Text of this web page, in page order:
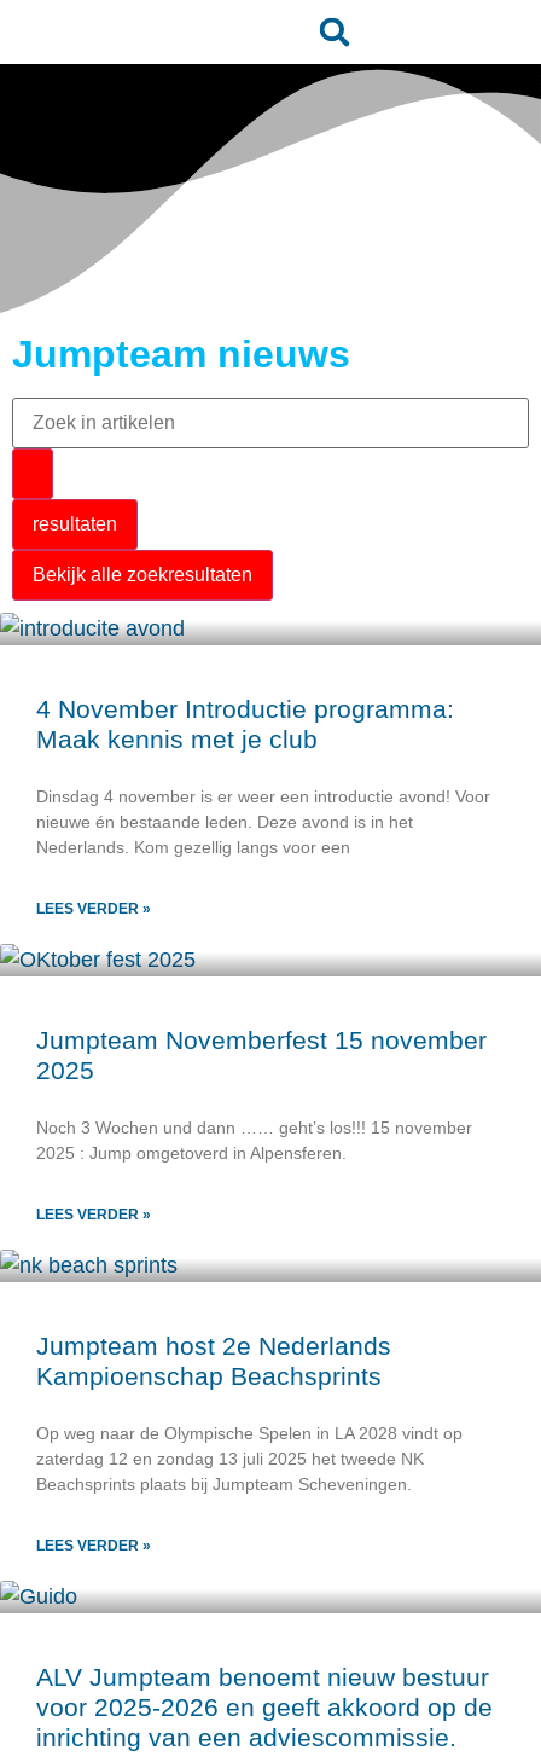
Jumpteam nieuws
resultaten
Bekijk alle zoekresultaten
4 November Introductie programma:
Maak kennis met je club
Dinsdag 4 november is er weer een introductie avond! Voor
nieuwe én bestaande leden. Deze avond is in het
Nederlands. Kom gezellig langs voor een
LEES VERDER »
Jumpteam Novemberfest 15 november
2025
Noch 3 Wochen und dann …… geht’s los!!! 15 november
2025 : Jump omgetoverd in Alpensferen.
LEES VERDER »
Jumpteam host 2e Nederlands
Kampioenschap Beachsprints
Op weg naar de Olympische Spelen in LA 2028 vindt op
zaterdag 12 en zondag 13 juli 2025 het tweede NK
Beachsprints plaats bij Jumpteam Scheveningen.
LEES VERDER »
ALV Jumpteam benoemt nieuw bestuur
voor 2025-2026 en geeft akkoord op de
inrichting van een adviescommissie.